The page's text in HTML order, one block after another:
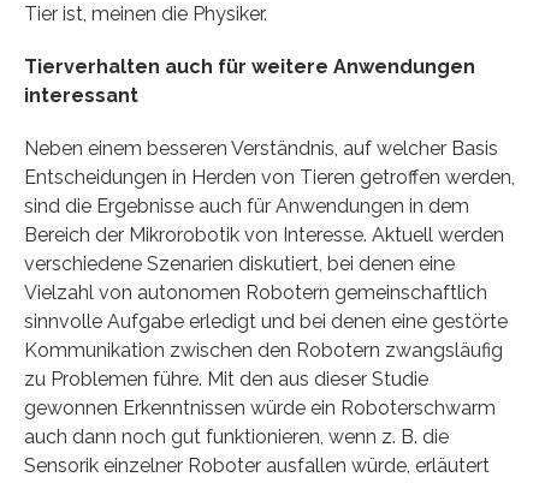
Tier ist, meinen die Physiker.
Tierverhalten auch für weitere Anwendungen
interessant
Neben einem besseren Verständnis, auf welcher Basis
Entscheidungen in Herden von Tieren getroffen werden,
sind die Ergebnisse auch für Anwendungen in dem
Bereich der Mikrorobotik von Interesse. Aktuell werden
verschiedene Szenarien diskutiert, bei denen eine
Vielzahl von autonomen Robotern gemeinschaftlich
sinnvolle Aufgabe erledigt und bei denen eine gestörte
Kommunikation zwischen den Robotern zwangsläufig
zu Problemen führe. Mit den aus dieser Studie
gewonnen Erkenntnissen würde ein Roboterschwarm
auch dann noch gut funktionieren, wenn z. B. die
Sensorik einzelner Roboter ausfallen würde, erläutert